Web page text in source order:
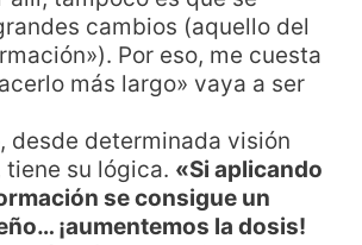
cambios (aquello del
Por eso, me cuesta
más largo» vaya a ser
desde determinada visión
su lógica. «Si aplicando
se consigue un
¡aumentemos la dosis!